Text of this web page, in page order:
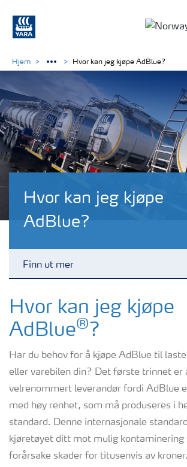
Hvor kan jeg kjøpe
AdBlue?
Finn ut mer
AdBlue for yrkeskjøretøy
AdBlue for Mobile Maskiner
AdBlue for personbiler
Slik bruker du AdBlue
Hjem Hvor kan jeg kjøpe AdBlue?
Hvor kan jeg kjøpe
AdBlue® ?
Har du behov for å kjøpe AdBlue til
eller varebilen din? Det første trinnet er
velrenommert leverandør fordi AdBlue
med høy renhet, som må produseres i
standard. Denne internasjonale
kjøretøyet ditt mot mulig kontaminering
forårsake skader for titusenvis av